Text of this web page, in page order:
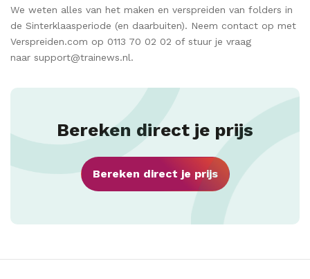
We weten alles van het maken en verspreiden van folders in
de Sinterklaasperiode (en daarbuiten). Neem contact op met
Verspreiden.com op 0113 70 02 02 of stuur je vraag
naar support@trainews.nl.
Bereken direct je prijs
Bereken direct je prijs